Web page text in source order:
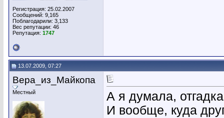
Регистрация: 25.02.2007
Сообщений: 9,165
Поблагодарили: 3,133
Вес репутации: 46
Репутация: 1747
13.07.2009, 07:27
Вера_из_Майкопа
Местный
А я думала,
И вообще, куда